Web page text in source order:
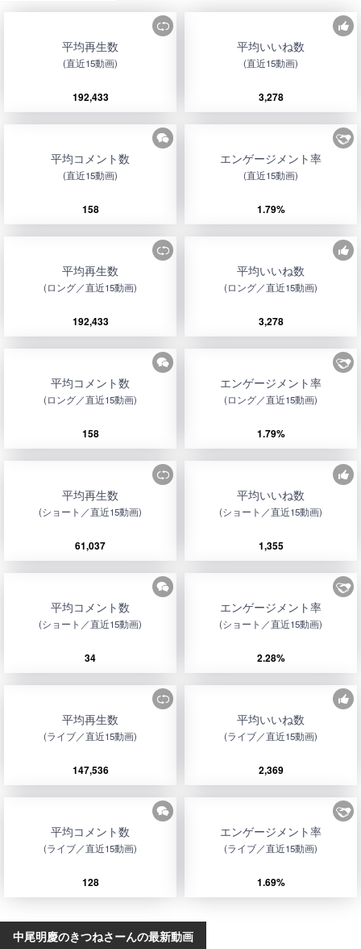
平均再生数
(直近15動画)
192,433
平均いいね数
(直近15動画)
3,278
平均コメント数
(直近15動画)
158
エンゲージメント率
(直近15動画)
1.79%
平均再生数
(ロング／直近15動画)
192,433
平均いいね数
(ロング／直近15動画)
3,278
平均コメント数
(ロング／直近15動画)
158
エンゲージメント率
(ロング／直近15動画)
1.79%
平均再生数
(ショート／直近15動画)
61,037
平均いいね数
(ショート／直近15動画)
1,355
平均コメント数
(ショート／直近15動画)
34
エンゲージメント率
(ショート／直近15動画)
2.28%
平均再生数
(ライブ／直近15動画)
147,536
平均いいね数
(ライブ／直近15動画)
2,369
平均コメント数
(ライブ／直近15動画)
128
エンゲージメント率
(ライブ／直近15動画)
1.69%
中尾明慶のきつねさーんの最新動画